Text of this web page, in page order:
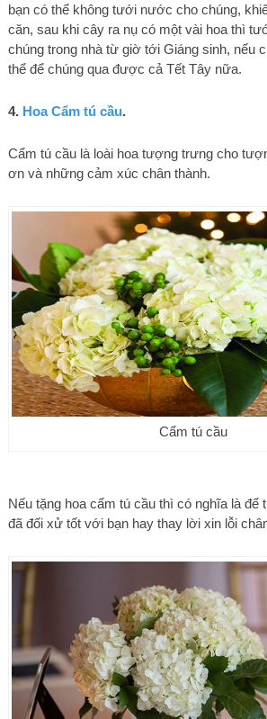
bạn có thể không tưới nước cho chúng,
căn, sau khi cây ra nụ có một vài hoa thì
chúng trong nhà từ giờ tới Giáng sinh, nếu
thể để chúng qua được cả Tết Tây nữa.
4. Hoa Cẩm tú cầu.
Cẩm tú cầu là loài hoa tượng trưng cho
ơn và những cảm xúc chân thành.
Cẩm tú cầu
Nếu tặng hoa cẩm tú cầu thì có nghĩa là để
đã đối xử tốt với bạn hay thay lời xin lỗi